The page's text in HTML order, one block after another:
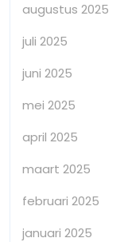
augustus 2025
juli 2025
juni 2025
mei 2025
april 2025
maart 2025
februari 2025
januari 2025